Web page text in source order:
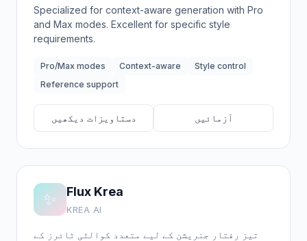
Specialized for context-aware generation with Pro
and Max modes. Excellent for specific style
requirements.
Pro/Max modes Context-aware
Style control
Reference support
دستاویزات دیکھیں آزمائیں
✨ Flux Krea
KREA AI
تیز رفتار جنریشن کے لیے متعدد کوالٹی ٹائرز کے